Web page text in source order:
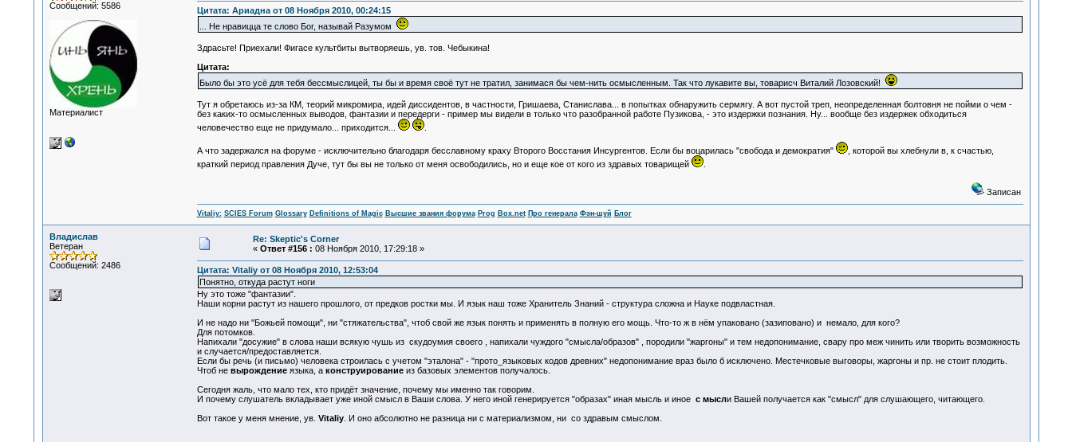
Сообщений: 5586
Материалист
Цитата: Ариадна от 08 Ноября 2010, 00:24:15
... Не нравицца те слово Бог, называй Разумом
Здрасьте! Приехали! Фигасе культбиты вытворяешь, ув. тов. Чебыкина!
Цитата:
Было бы это усё для тебя бессмыслицей, ты бы и время своё тут не тратил, занимася бы чем-нить осмысленным. Так что лукавите вы, товарисч Виталий Лозовский!
Тут я обретаюсь из-за КМ, теорий микромира, идей диссидентов, в частности, Гришаева, Станислава... в попытках обнаружить сермягу. А вот пустой треп, неопределенная болтовня не пойми о чем -
без каких-то осмысленных выводов, фантазии и передерги - пример мы видели в только что разобранной работе Пузикова, - это издержки познания. Ну... вообще без издержек обходиться
человечество еще не придумало... приходится...
.
А что задержался на форуме - исключительно благодаря бесславному краху Второго Восстания Инсургентов. Если бы воцарилась "свобода и демократия"
, которой вы хлебнули в, к счастью,
краткий период правления Дуче, тут бы вы не только от меня освободились, но и еще кое от кого из здравых товарищей
.
Записан
Vitaliy: SCIES Forum Glossary Definitions of Magic Высшие звания форума Prog Box.net Про генерала Фэн-шуй Блог
Владислав
Ветеран
Сообщений: 2486
Re: Skeptic's Corner
« Ответ #156 : 08 Ноября 2010, 17:29:18 »
Цитата: Vitaliy от 08 Ноября 2010, 12:53:04
Понятно, откуда растут ноги
Ну это тоже "фантазии".
Наши корни растут из нашего прошлого, от предков ростки мы. И язык наш тоже Хранитель Знаний - структура сложна и Науке подвластная.
И не надо ни "Божьей помощи", ни "стяжательства", чтоб свой же язык понять и применять в полную его мощь. Что-то ж в нём упаковано (зазиповано) и немало, для кого?
Для потомков.
Напихали "досужие" в слова наши всякую чушь из скудоумия своего , напихали чуждого "смысла/образов" , породили "жаргоны" и тем недопонимание, свару про меж чинить или творить возможность
и случается/предоставляется.
Если бы речь (и письмо) человека строилась с учетом "эталона" - "прото_языковых кодов древних" недопонимание враз было б исключено. Местечковые выговоры, жаргоны и пр. не стоит плодить.
Чтоб не вырождение языка, а конструирование из базовых элементов получалось.
Сегодня жаль, что мало тех, кто придёт значение, почему мы именно так говорим.
И почему слушатель вкладывает уже иной смысл в Ваши слова. У него иной генерируется "образах" иная мысль и иное с мысли Вашей получается как "смысл" для слушающего, читающего.
Вот такое у меня мнение, ув. Vitaliy. И оно абсолютно не разница ни с материализмом, ни со здравым смыслом.